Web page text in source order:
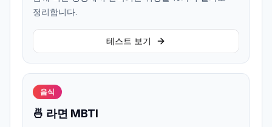
정리합니다.
테스트 보기
음식
🍜 라면 MBTI